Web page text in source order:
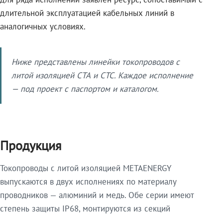
длительной эксплуатацией кабельных линий в
аналогичных условиях.
Ниже представлены линейки токопроводов с
литой изоляцией СТА и СТС. Каждое исполнение
— под проект с паспортом и каталогом.
Продукция
Токопроводы с литой изоляцией METAENERGY
выпускаются в двух исполнениях по материалу
проводников — алюминий и медь. Обе серии имеют
степень защиты IP68, монтируются из секций